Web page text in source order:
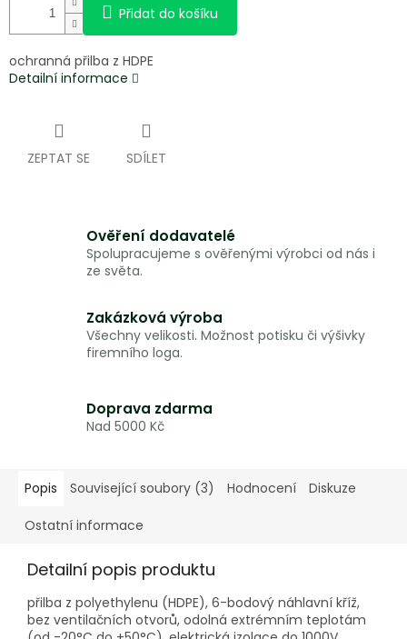
Přidat do košíku
ochranná přilba z HDPE
Detailní informace
ZEPTAT SE SDÍLET
Ověření dodavatelé
Spolupracujeme s ověřenými výrobci od nás i
ze světa.
Zakázková výroba
Všechny velikosti. Možnost potisku či výšivky
firemního loga.
Doprava zdarma
Nad 5000 Kč
Popis Související soubory (3) Hodnocení Diskuze
Ostatní informace
Detailní popis produktu
přilba z polyethylenu (HDPE), 6-bodový náhlavní kříž,
bez ventilačních otvorů, odolná extrémním teplotám